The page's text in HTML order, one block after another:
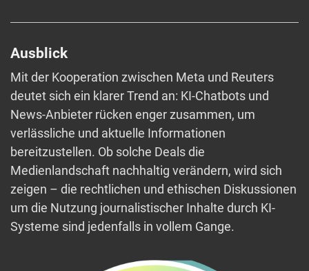
Ausblick
Mit der Kooperation zwischen Meta und Reuters
deutet sich ein klarer Trend an: KI-Chatbots und
News-Anbieter rücken enger zusammen, um
verlässliche und aktuelle Informationen
bereitzustellen. Ob solche Deals die
Medienlandschaft nachhaltig verändern, wird sich
zeigen – die rechtlichen und ethischen Diskussionen
um die Nutzung journalistischer Inhalte durch KI-
Systeme sind jedenfalls in vollem Gange.